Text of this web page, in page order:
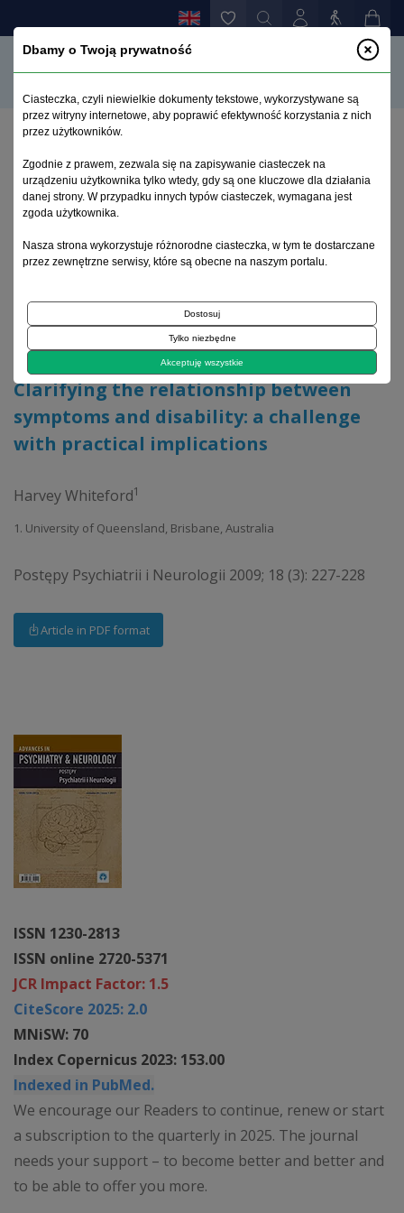
ISSN 1230-2813
ISSN online 2720-5371
JCR Impact Factor: 1.5
CiteScore 2025: 2.0
MNiSW: 70
Index Copernicus 2023: 153.00
Indexed in PubMed.
We encourage our Readers to continue, renew or start
a subscription to the quarterly in 2025. The journal
needs your support – to become better and better and
to be able to offer you more.
Clarifying the relationship between symptoms and
disability: a challenge with practical implications
Archive 1992–2014
2009, volume 18, issue 3
Comments - World Psychiatry Forum
Clarifying the relationship between
symptoms and disability: a challenge
with practical implications
Harvey Whiteford1
1. University of Queensland, Brisbane, Australia
Postępy Psychiatrii i Neurologii 2009; 18 (3): 227-228
Article in PDF format
Dbamy o Twoją prywatność
Ciasteczka, czyli niewielkie dokumenty tekstowe, wykorzystywane są
przez witryny internetowe, aby poprawić efektywność korzystania z nich
przez użytkowników.
Zgodnie z prawem, zezwala się na zapisywanie ciasteczek na
urządzeniu użytkownika tylko wtedy, gdy są one kluczowe dla działania
danej strony. W przypadku innych typów ciasteczek, wymagana jest
zgoda użytkownika.
Nasza strona wykorzystuje różnorodne ciasteczka, w tym te dostarczane
przez zewnętrzne serwisy, które są obecne na naszym portalu.
Dostosuj
Tylko niezbędne
Akceptuję wszystkie